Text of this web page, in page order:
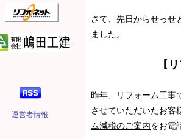
運営者情報
さて、先日からせっせ
ました。
【
昨年、リフォーム工事
させていただいたお客
ム減税のご案内をお電